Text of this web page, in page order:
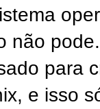
não pode.
para
e isso